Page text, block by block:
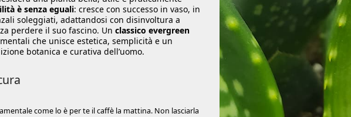
è senza eguali: cresce con successo in vaso, in
soleggiati, adattandosi con disinvoltura a
perdere il suo fascino. Un classico evergreen
che unisce estetica, semplicità e un
botanica e curativa dell’uomo.
come lo è per te il caffè la mattina. Non lasciarla